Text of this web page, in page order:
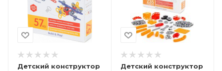
Детский конструктор
Детский конструктор